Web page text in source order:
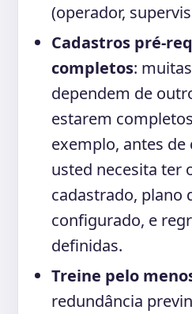
(operador,
Cadastros pré-
completos:
dependem de
estarem
exemplo, antes
usted necesita ter
cadastrado, plano
configurado, e
definidas.
Treine pelo
redundância